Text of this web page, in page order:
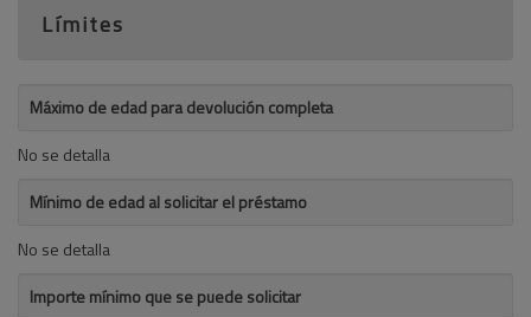
Límites
Máximo de edad para devolución completa
No se detalla
Mínimo de edad al solicitar el préstamo
No se detalla
Importe mínimo que se puede solicitar